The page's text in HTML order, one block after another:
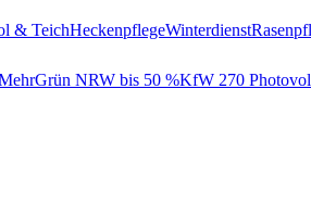
& TeichHeckenpflegeWinterdienst
NRW bis 50 %KfW 270